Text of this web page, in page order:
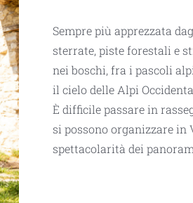
Sempre più apprezzata
sterrate, piste forestali e
nei boschi, fra i pascoli
il cielo delle Alpi
È difficile passare in
si possono organizzare in
spettacolarità dei